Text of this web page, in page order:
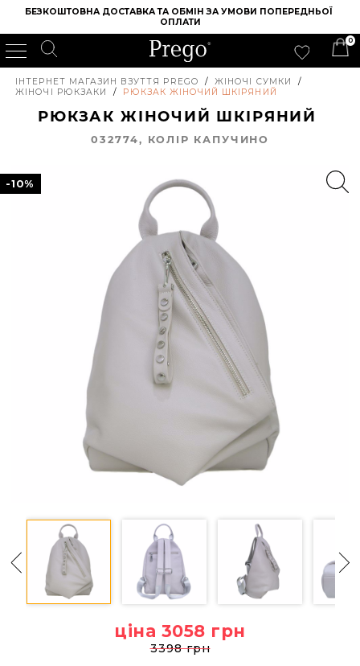
БЕЗКОШТОВНА ДОСТАВКА ТА ОБМІН ЗА УМОВИ ПОПЕРЕДНЬОЇ
ОПЛАТИ
0
ІНТЕРНЕТ МАГАЗИН ВЗУТТЯ PREGO / ЖІНОЧІ СУМКИ
/
ЖІНОЧІ РЮКЗАКИ
/ РЮКЗАК ЖІНОЧИЙ ШКІРЯНИЙ
РЮКЗАК ЖІНОЧИЙ ШКІРЯНИЙ
032774, КОЛIР КАПУЧИНО
-10%
ціна 3058 грн
3398 грн